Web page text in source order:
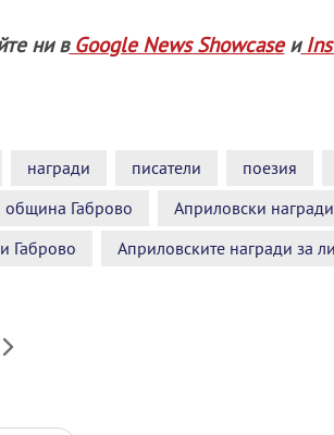
ни вGoogle News Showcaseи
награди писатели поезия
община Габрово
Априловски
Габрово Априловските награди за